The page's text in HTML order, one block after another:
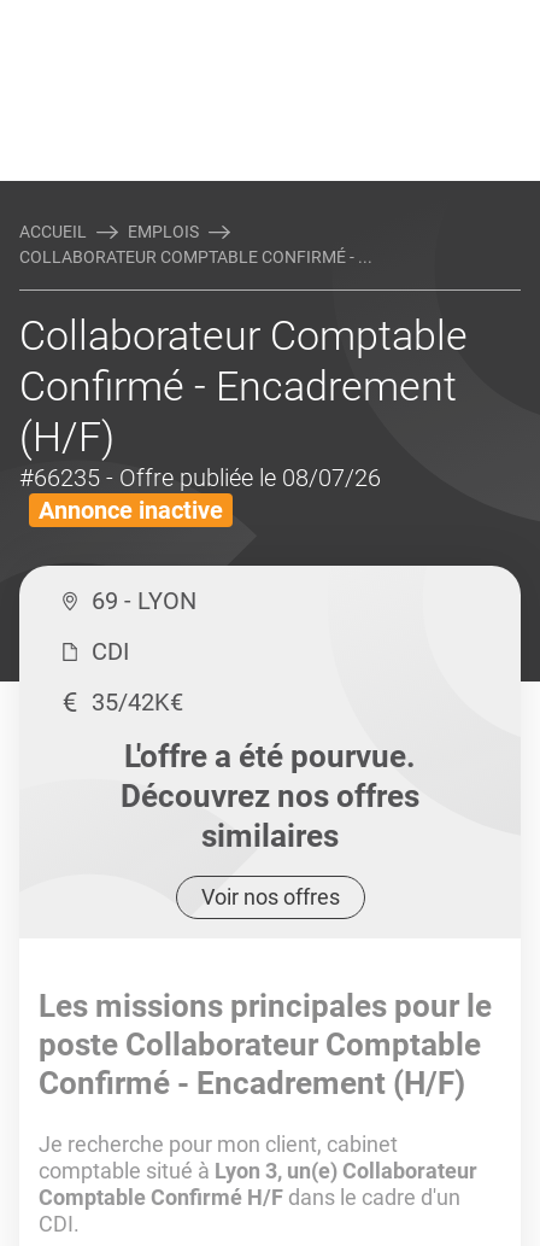
ACCUEIL
EMPLOIS
COLLABORATEUR COMPTABLE CONFIRMÉ - ...
Collaborateur Comptable
Confirmé - Encadrement
(H/F)
#66235 - Offre publiée le 08/07/26
Annonce inactive
69 - LYON
CDI
35/42K€
L'offre a été pourvue.
Découvrez nos offres
similaires
Voir nos offres
Les missions principales pour le
poste Collaborateur Comptable
Confirmé - Encadrement (H/F)
Je recherche pour mon client, cabinet
comptable situé à Lyon 3, un(e) Collaborateur
Comptable Confirmé H/F dans le cadre d'un
CDI.